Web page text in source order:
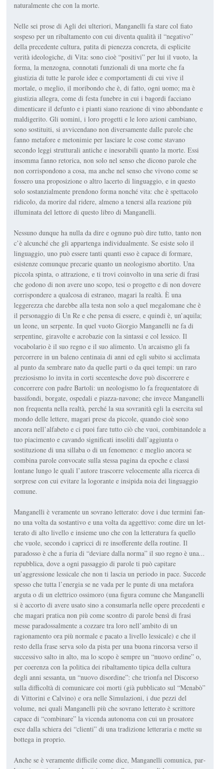
naturalmente che con la morte.
Nelle sei prose diAgli dei ulteriori, Manganelli fa stare col fiato
sospeso per un ribaltamento con cui diventa qualità il “negativo”
della precedente cultura, patita di pienezza concreta, di esplicite
verità ideolo­giche, di Vita: sono cioè “positivi” per lui il vuoto, la
forma, la men­zogna, connotati funzionali di una morte che fa
giustizia di tutte le parole idee e comportamenti di cui vive il
mortale, o meglio, il moribondo che è, di fatto, ogni uomo; ma è
giustizia allegra, come di festa funebre in cui i bagordi facciano
dimenticare il defunto e i pianti siano reazione di vino abbondante e
maldigerito. Gli uomini, i loro progetti e le loro azioni cambiano,
sono sostituiti, si avvicendano non diversamente dalle parole che
fanno metafore e metonimie per lasciare le cose come stavano
secondo leggi strutturali antiche e inesorabili quanto la morte. Essi
in­somma fanno retorica, non solo nel senso che dicono parole che
non corrispondono a cosa, ma anche nel senso che vivono come se
fossero una proposizione o altro lacerto di linguaggio, e in questo
solo sostanzial­mente prendono forma nonché vita: che è spettacolo
ridicolo, da morire dal ridere, almeno a tenersi alla reazione più
illuminata del lettore di questo libro di Manganelli.
Nessuno dunque ha nulla da dire e ognuno può dire tutto, tanto non
c’è alcunché che gli appartenga individualmente. Se esiste solo il
linguag­gio, uno può essere tanti quanti esso è capace di formare,
esistenze co­munque precarie quanto un neologismo abortito. Una
piccola spinta, o attrazione, e ti trovi coinvolto in una serie di frasi
che godono di non avere uno scopo, tesi o progetto e di non dovere
corrispondere a qual­cosa di estraneo, magari la realtà. È una
leggerezza che darebbe alla testa non solo a quel megalomane che è
il personaggio diUn Re e che pensa di essere, e quindi è, un’aquila;
un leone, un serpente. In quel vuoto Giorgio Manganelli ne fa di
serpentine, giravolte e acrobazie con la sintassi e col lessico. Il
vocabolario è il suo regno e il suo alimento. Un arcaismo gli fa
percorrere in un baleno centinaia di anni ed egli subito si acclimata
al punto da sembrare nato da quelle parti o da quei tempi: un raro
preziosismo lo invita in corti secentesche dove può discor­rere e
concorrere con padre Bartoli: un neologismo lo fa frequentatore di
bassifondi, borgate, ospedali e piazza-navone; che invece Manganelli
non frequenta nella realtà, perché la sua sovranità egli la esercita sul
mondo delle lettere, magari prese da piccole, quando cioè sono
ancora nell’alfa­beto e ci puoi fare tutto ciò che vuoi, combinandole a
tuo piacimento e cavando significati insoliti dall’aggiunta o
sostituzione di una sillaba o di un fenomeno: e meglio ancora se
combina parole convocate sulla stessa pagina da epoche e classi
lontane lungo le quali l’autore trascorre velo­cemente alla ricerca di
sorprese con cui evitare la logorante e insipida noia dei linguaggio
comune.
Manganelli è veramente un sovrano letterato: dove i due termini fan­
no una volta da sostantivo e una volta da aggettivo: come dire un let­
terato di alto livello e insieme uno che con la letteratura fa quello
che vuole, secondo i capricci di re insofferente della routine. Il
paradosso è che a furia di “deviare dalla norma” il suo regno è una...
repubblica, dove a ogni passaggio di parole ti può capitare
un’aggressione lessicale che non ti lascia un periodo in pace. Succede
spesso che tutta l’energia se ne vada per le punte di una metafora
arguta o di un elettrico ossimoro (una figura comune che Manganelli
si è accorto di avere usato sino a consu­marla nelle opere precedenti e
che magari pratica non più come scontro di parole bensì di frasi
messe paradossalmente a cozzare tra loro nell’am­bito di un
ragionamento ora più normale e pacato a livello lessicale) e che il
resto della frase serva solo da pista per una buona rincorsa verso il
successivo salto in alto, ma lo scopo è sempre un “nuovo ordine” o,
per coerenza con la politica dei ribaltamento tipica della cultura
degli anni sessanta, un “nuovo disordine”: che trionfa nelDiscorso
sulla diffi­coltà di comunicare coi morti(già pubblicato sul “Menabò”
di Vittorini e Calvino) e ora nelleSimulazioni, i due pezzi del
volume, nei quali Manganelli più che sovrano letterato è scrittore
capace di “combinare” la vicenda autonoma con cui un prosatore
esce dalla schiera dei “clienti” di una tradizione letteraria e mette su
bottega in proprio.
Anche se è veramente difficile come dice, Manganelli comunica, par­